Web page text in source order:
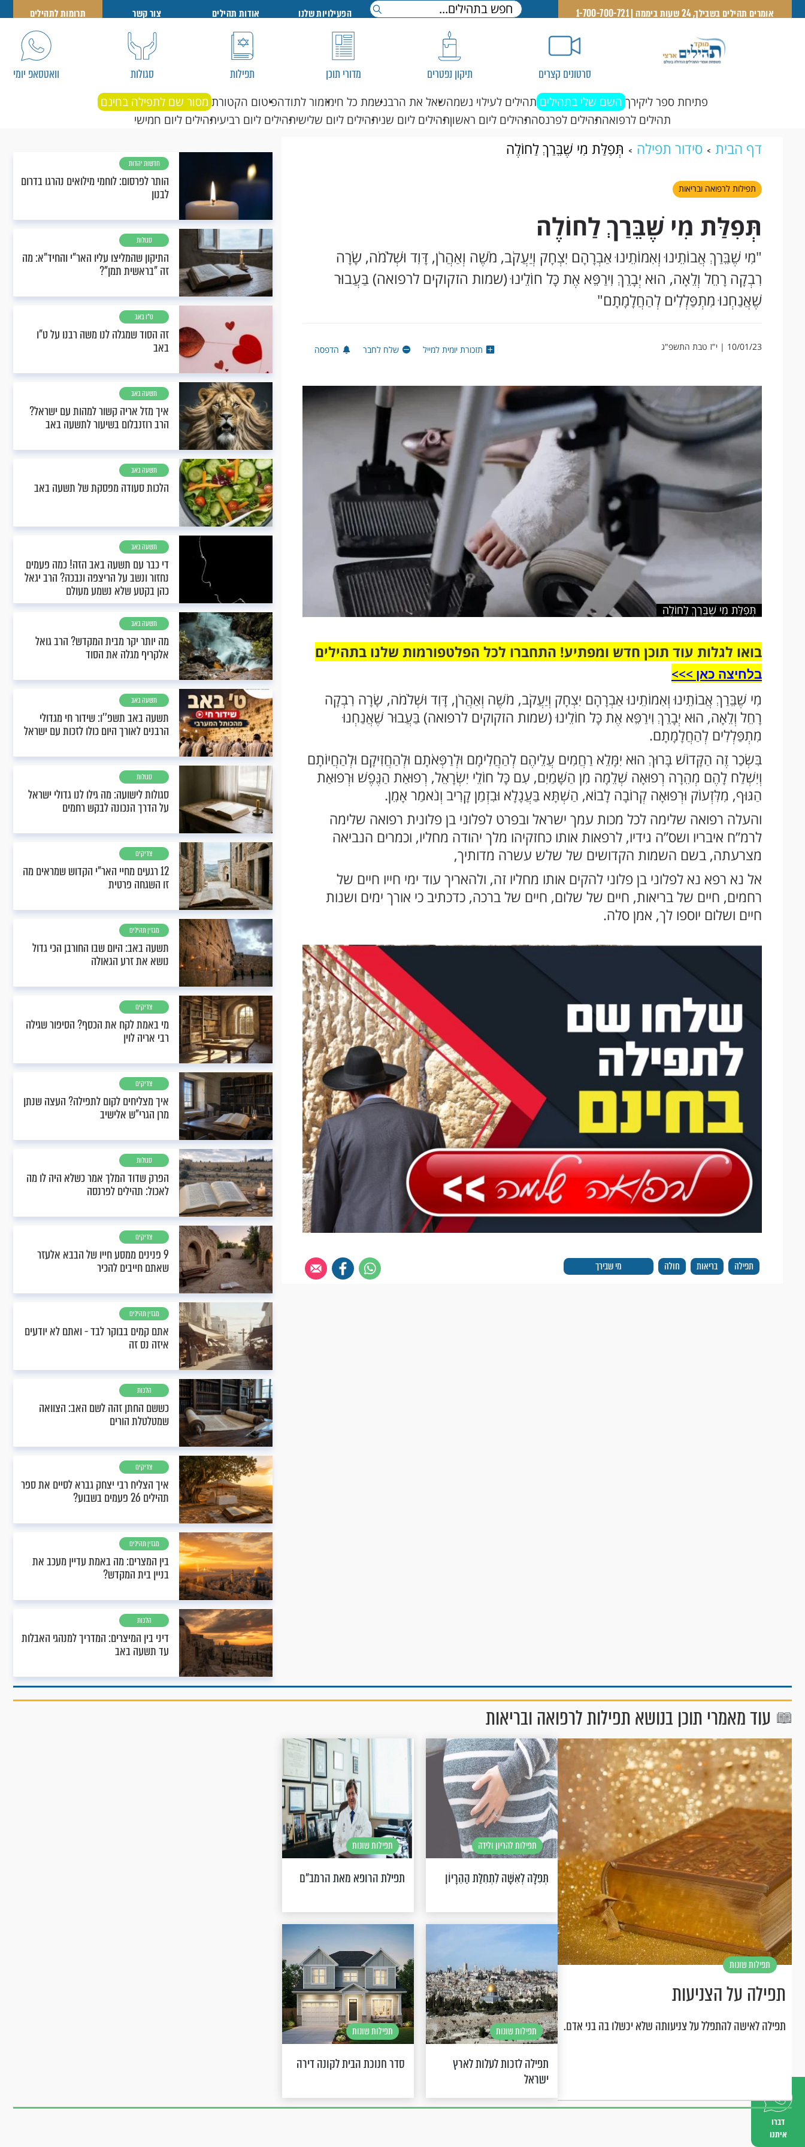
דברו
איתנו
אומרים תהילים בשבילך, 24 שעות ביממה | 1-700-700-721 הפעילויות שלנו אודות תהילים צור קשר תרומות לתהילים
סרטונים קצרים תיקון נפטרים מדורי תוכן תפילות סגולות וואטסאפ יומי
פתיחת ספר ליקירך השם שלי בתהילים תהילים לעילוי נשמהשאל את הרבנשמת כל חימזמור לתודהפיטום הקטורת מסור שם לתפילה בחינם
תהילים לרפואהתהילים לפרנסהתהילים ליום ראשוןתהילים ליום שניתהילים ליום שלישיתהילים ליום רביעיתהילים ליום חמישי
דף הבית סידור תפילה תְּפִלַּת מִי שֶׁבֵּרַךְ לַחוֹלֶה
תפילות לרפואה ובריאות
תְּפִלַּת מִי שֶׁבֵּרַךְ לַחוֹלֶה
"מִי שֶׁבֵּרַךְ אֲבוֹתֵינוּ וְאִמוֹתֵינוּ אַבְרָהָם יִצְחָק וְיַעֲקֹב, מֹשֶׁה וְאַהֲרֹן, דָּוִד וּשְׁלֹמֹה, שָׂרָה
רִבְקָה רָחֵל וְלֵאָה, הוּא יְבָרֵךְ וִירַפֵּא אֶת כָּל חוֹלֵינוּ (שמות הזקוקים לרפואה) בַּעֲבוּר
שֶׁאֲנַחְנוּ מִתְפַּלְלִים לְהַחֲלָמָתָם"
10/01/23 | י"ז טבת התשפ"ג תזכורת יומית למייל שלח לחבר הדפסה
תְּפִלַּת מִי שֶׁבֵּרַךְ לַחוֹלֶה
בואו לגלות עוד תוכן חדש ומפתיע! התחברו לכל הפלטפורמות שלנו בתהילים
בלחיצה כאן >>>​
מִי שֶׁבֵּרַךְ אֲבוֹתֵינוּ וְאִמוֹתֵינוּ אַבְרָהָם יִצְחָק וְיַעֲקֹב, מֹשֶׁה וְאַהֲרֹן, דָּוִד וּשְׁלֹמֹה, שָׂרָה רִבְקָה
רָחֵל וְלֵאָה, הוּא יְבָרֵךְ וִירַפֵּא אֶת כָּל חוֹלֵינוּ (שמות הזקוקים לרפואה) בַּעֲבוּר שֶׁאֲנַחְנוּ
מִתְפַּלְלִים לְהַחֲלָמָתָם.
בִּשְׂכַר זֶה הַקָּדוֹשׁ בָּרוּךְ הוּא יִמָּלֵא רַחֲמִים עֲלֵיהֶם לְהַחֲלִימָם וּלְרַפְּאֹתָם וּלְהַחֲזִיקָם וּלְהַחֲיוֹתָם
וְיִשְׁלַח לָהֶם מְהֵרָה רְפוּאָה שְׁלֵמָה מִן הַשָּׁמַיִם, עִם כָּל חוֹלֵי יִשְׂרָאֵל, רְפוּאַת הַנֶּפֶשׁ וּרְפוּאַת
הַגּוּף, מִלִּזְעוֹק וּרְפוּאָה קְרוֹבָה לָבוֹא, הַשְׁתָּא בַּעֲגָלָא וּבִזְמַן קָרִיב וְנֹאמַר אָמֵן.
והעלה רפואה שלימה לכל מכות עמך ישראל ובפרט לפלוני בן פלונית רפואה שלימה
לרמ”ח איבריו ושס”ה גידיו, לרפאות אותו כחזקיהו מלך יהודה מחליו, וכמרים הנביאה
מצרעתה, בשם השמות הקדושים של שלש עשרה מדותיך,
אל נא רפא נא לפלוני בן פלוני להקים אותו מחליו זה, ולהאריך עוד ימי חייו חיים של
רחמים, חיים של בריאות, חיים של שלום, חיים של ברכה, כדכתיב כי אורך ימים ושנות
חיים ושלום יוספו לך, אמן סלה.
תפילה בריאות חולה מי שבירך
חדשות יהדות
הותר לפרסום: לוחמי מילואים נהרגו בדרום
לבנון
סגולות
התיקון שהמליצו עליו האר"י והחיד"א: מה
זה "בראשית תמן"?
ט"ו באב
זה הסוד שמגלה לנו משה רבנו על ט"ו
באב
תשעה באב
איך מזל אריה קשור למהות עם ישראל?
הרב רוזנבלום בשיעור לתשעה באב
תשעה באב
הלכות סעודה מפסקת של תשעה באב
תשעה באב
די כבר עם תשעה באב הזה! כמה פעמים
נחזור ונשב על הריצפה ונבכה? הרב יגאל
כהן בקטע שלא נשמע מעולם
תשעה באב
מה יותר יקר מבית המקדש? הרב גואל
אלקריף מגלה את הסוד
תשעה באב
תשעה באב תשפ''ו: שידור חי מגדולי
הרבנים לאורך היום כולו לזכות עם ישראל
סגולות
סגולות לישועה: מה גילו לנו גדולי ישראל
על הדרך הנכונה לבקש רחמים
צדיקים
12 רגעים מחיי האר"י הקדוש שמראים מה
זו השגחה פרטית
מגזין תהילים
תשעה באב: היום שבו החורבן הכי גדול
נושא את זרע הגאולה
צדיקים
מי באמת לקח את הכסף? הסיפור שגילה
רבי אריה לוין
צדיקים
איך מצליחים לקום לתפילה? העצה שנתן
מרן הגרי"ש אלישיב
סגולות
הפרק שדוד המלך אמר כשלא היה לו מה
לאכול: תהילים לפרנסה
צדיקים
9 פנינים ממסע חייו של הבבא אלעזר
שאתם חייבים להכיר
מגזין תהילים
אתם קמים בבוקר לבד - ואתם לא יודעים
איזה נס זה
הלכות
כששם החתן זהה לשם האב: הצוואה
שמטלטלת הורים
צדיקים
איך הצליח רבי יצחק גברא לסיים את ספר
תהילים 26 פעמים בשבוע?
מגזין תהילים
בין המצרים: מה באמת עדיין מעכב את
בניין בית המקדש?
הלכות
דיני בין המיצרים: המדריך למנהגי האבלות
עד תשעה באב
עוד מאמרי תוכן בנושא תפילות לרפואה ובריאות
תפילות שונות
תפילה על הצניעות
תפילה לאישה להתפלל על צניעותה שלא יכשלו בה בני אדם.
תפילות להריון ולידה
תְּפִלָּה לְאִשָּׁה לִתְחִלַּת הַהֵרָיוֹן
תפילות שונות
תפילת הרופא מאת הרמב"ם
תפילות שונות
תפילה לזכות לעלות לארץ
ישראל
תפילות שונות
סדר חנוכת הבית לקונה דירה